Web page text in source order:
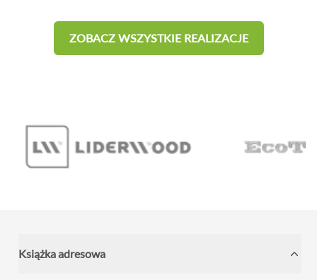
ZOBACZ WSZYSTKIE REALIZACJE
Książka adresowa